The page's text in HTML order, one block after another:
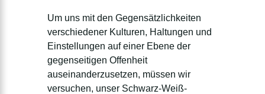
Um uns mit den Gegensätzlichkeiten
verschiedener Kulturen, Haltungen und
Einstellungen auf einer Ebene der
gegenseitigen Offenheit
auseinanderzusetzen, müssen wir
versuchen, unser Schwarz-Weiß-